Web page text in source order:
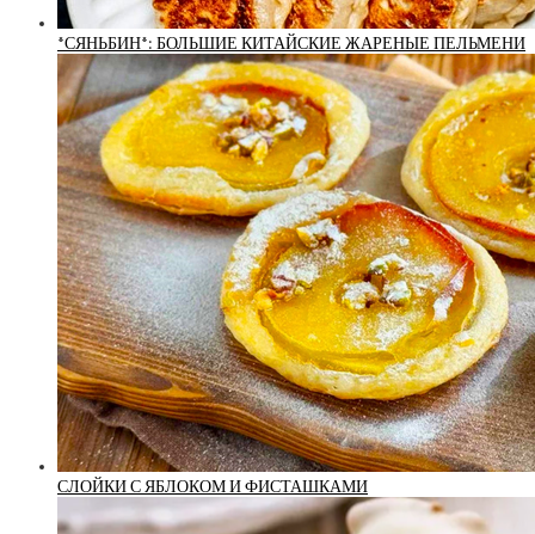
*СЯНЬБИН*: БОЛЬШИЕ КИТАЙСКИЕ ЖАРЕНЫЕ ПЕЛЬМЕНИ
СЛОЙКИ С ЯБЛОКОМ И ФИСТАШКАМИ